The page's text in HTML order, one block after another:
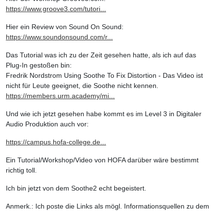
https://www.groove3.com/tutori...
Hier ein Review von Sound On Sound:
https://www.soundonsound.com/r...
Das Tutorial was ich zu der Zeit gesehen hatte, als ich auf das
Plug-In gestoßen bin:
Fredrik Nordstrom Using Soothe To Fix Distortion - Das Video ist
nicht für Leute geeignet, die Soothe nicht kennen.
https://members.urm.academy/mi...
Und wie ich jetzt gesehen habe kommt es im Level 3 in Digitaler
Audio Produktion auch vor:
https://campus.hofa-college.de...
Ein Tutorial/Workshop/Video von HOFA darüber wäre bestimmt
richtig toll.
Ich bin jetzt von dem Soothe2 echt begeistert.
Anmerk.: Ich poste die Links als mögl. Informationsquellen zu dem